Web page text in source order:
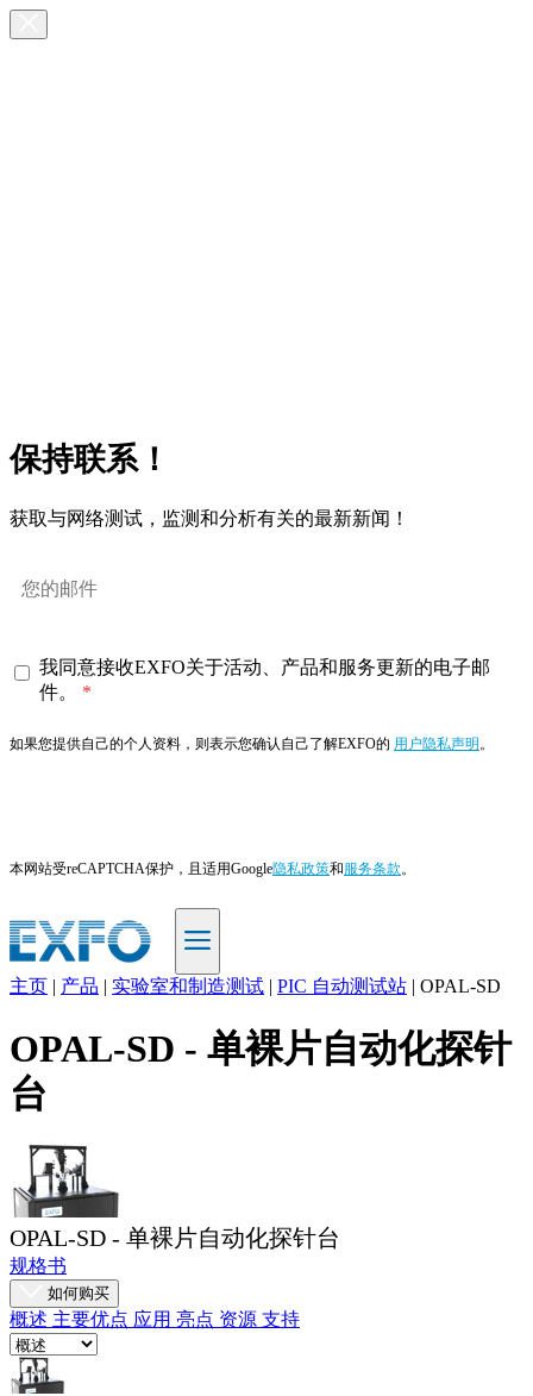
保持联系！
获取与网络测试，监测和分析有关的最新新闻！
我同意接收EXFO关于活动、产品和服务更新的电子邮
件。
如果您提供自己的个人资料，则表示您确认自己了解EXFO的 用户隐私声明 。
本网站受reCAPTCHA保护，且适用Google隐私政策和服务条款。
产
品
决
方
案
支
持
服
务
如
主页 | 产品 | 实验室和制造测试 | PIC 自动测试站 | OPAL-SD
OPAL-SD - 单裸片自动化探针
台
OPAL-SD - 单裸片自动化探针台
规格书
如何购买
概述 主要优点 应用 亮点 资源 支持